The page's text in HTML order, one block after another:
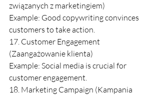
związanych z marketingiem)
Example: Good copywriting convinces
customers to take action.
17. Customer Engagement
(Zaangażowanie klienta)
Example: Social media is crucial for
customer engagement.
18. Marketing Campaign (Kampania